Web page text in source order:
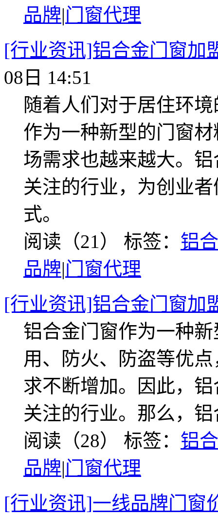
品牌|门窗代理
[行业资讯]铝合金门窗加
08日 14:51
随着人们对于居住环
作为一种新型的门窗
场需求也越来越大。
关注的行业，为创业
式。
阅读（21） 标签： 铝
品牌|门窗代理
[行业资讯]铝合金门窗加
铝合金门窗作为一种
用、防火、防盗等优
求不断增加。因此，
关注的行业。那么，
阅读（28） 标签： 铝
品牌|门窗代理
[行业资讯]一线品牌门窗